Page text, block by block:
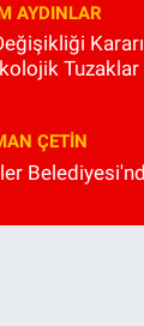
AYDINLAR
Tuzaklar
ÇETIN